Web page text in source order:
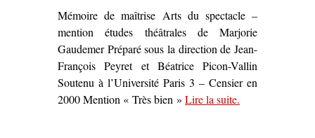
Mémoire de maîtrise Arts du spectacle –
mention études théâtrales de Marjorie
Gaudemer Préparé sous la direction de Jean-
François Peyret et Béatrice Picon-Vallin
Soutenu à l’Université Paris 3 – Censier en
2000 Mention « Très bien » Lire la suite– ‘Le Théâtre
.